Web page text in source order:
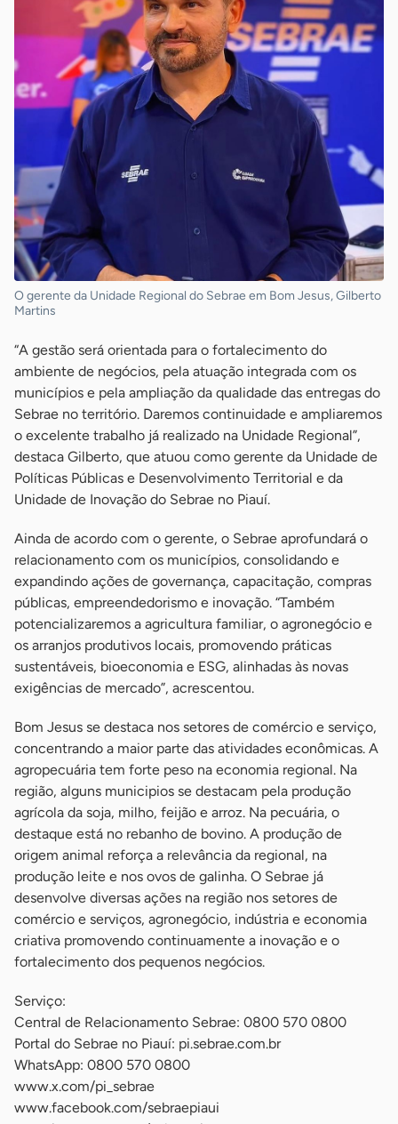
O gerente da Unidade Regional do Sebrae em Bom Jesus, Gilberto
Martins
“A gestão será orientada para o fortalecimento do
ambiente de negócios, pela atuação integrada com os
municípios e pela ampliação da qualidade das entregas do
Sebrae no território. Daremos continuidade e ampliaremos
o excelente trabalho já realizado na Unidade Regional”,
destaca Gilberto, que atuou como gerente da Unidade de
Políticas Públicas e Desenvolvimento Territorial e da
Unidade de Inovação do Sebrae no Piauí.
Ainda de acordo com o gerente, o Sebrae aprofundará o
relacionamento com os municípios, consolidando e
expandindo ações de governança, capacitação, compras
públicas, empreendedorismo e inovação. “Também
potencializaremos a agricultura familiar, o agronegócio e
os arranjos produtivos locais, promovendo práticas
sustentáveis, bioeconomia e ESG, alinhadas às novas
exigências de mercado”, acrescentou.
Bom Jesus se destaca nos setores de comércio e serviço,
concentrando a maior parte das atividades econômicas. A
agropecuária tem forte peso na economia regional. Na
região, alguns municipios se destacam pela produção
agrícola da soja, milho, feijão e arroz. Na pecuária, o
destaque está no rebanho de bovino. A produção de
origem animal reforça a relevância da regional, na
produção leite e nos ovos de galinha. O Sebrae já
desenvolve diversas ações na região nos setores de
comércio e serviços, agronegócio, indústria e economia
criativa promovendo continuamente a inovação e o
fortalecimento dos pequenos negócios.
Serviço:
Central de Relacionamento Sebrae: 0800 570 0800
Portal do Sebrae no Piauí: pi.sebrae.com.br
WhatsApp: 0800 570 0800
www.x.com/pi_sebrae
www.facebook.com/sebraepiaui